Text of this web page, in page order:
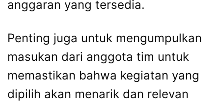
anggaran yang tersedia.
Penting juga untuk mengumpulkan
masukan dari anggota tim untuk
memastikan bahwa kegiatan yang
dipilih akan menarik dan relevan